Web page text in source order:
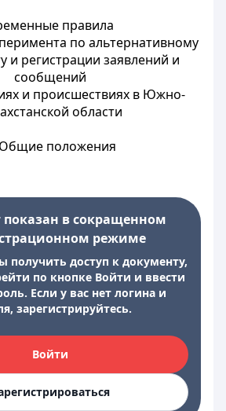
правила
по альтернативному
и регистрации заявлений и
сообщений
и происшествиях в Южно-
области
положения
в сокращенном
режиме
получить доступ к документу,
по кнопке Войти и ввести
Если у вас нет логина и
зарегистрируйтесь.
Войти